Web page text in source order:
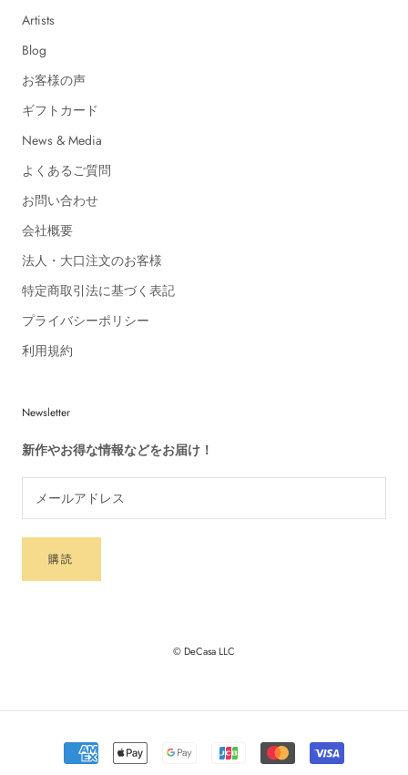
Artists
Blog
お客様の声
ギフトカード
News & Media
よくあるご質問
お問い合わせ
会社概要
法人・大口注文のお客様
特定商取引法に基づく表記
プライバシーポリシー
利用規約
Newsletter
新作やお得な情報などをお届け！
購読
© DeCasa LLC